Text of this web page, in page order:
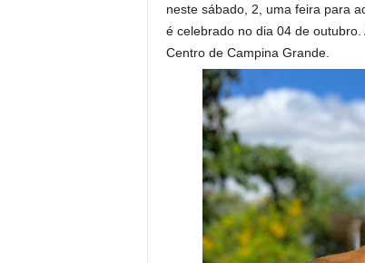
neste sábado, 2, uma feira para
é celebrado no dia 04 de
Centro de Campina Grande.